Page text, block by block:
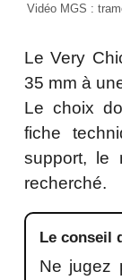
Vidéo MGS :
Le Very
35 mm à
Le choix
fiche
support, le
recherché.
Le conseil
Ne jugez